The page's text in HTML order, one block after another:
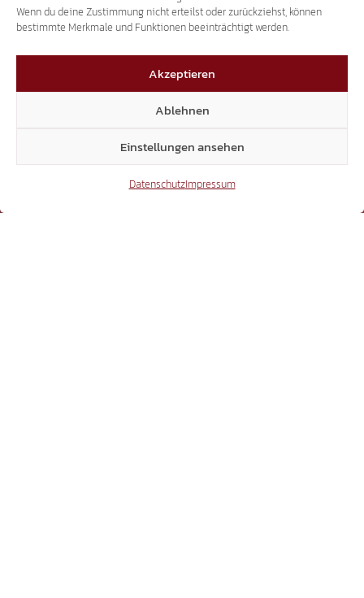
Wenn du deine Zustimmung nicht erteilst oder zurückziehst, können
bestimmte Merkmale und Funktionen beeinträchtigt werden.
Akzeptieren
Ablehnen
Einstellungen ansehen
DatenschutzImpressum
3.507